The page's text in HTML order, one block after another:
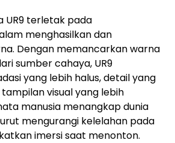
UR9 terletak pada
menghasilkan dan
Dengan memancarkan warna
sumber cahaya, UR9
yang lebih halus, detail yang
visual yang lebih
manusia menangkap dunia
mengurangi kelelahan pada
imersi saat menonton.